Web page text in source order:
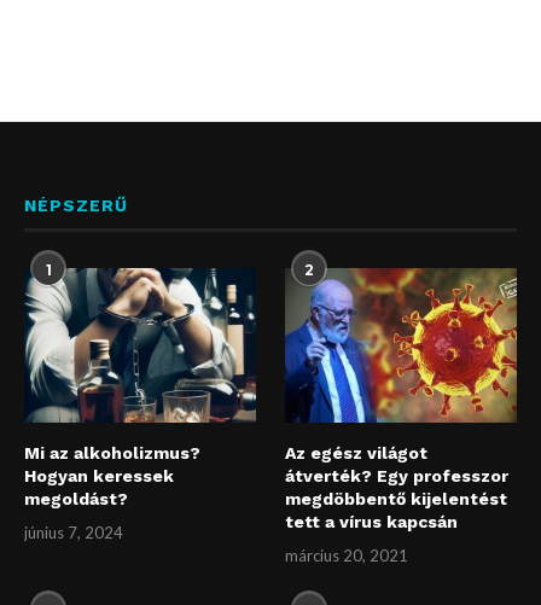
NÉPSZERŰ
1
Mi az alkoholizmus?
Hogyan keressek
megoldást?
június 7, 2024
2
Az egész világot
átverték? Egy professzor
megdöbbentő kijelentést
tett a vírus kapcsán
március 20, 2021